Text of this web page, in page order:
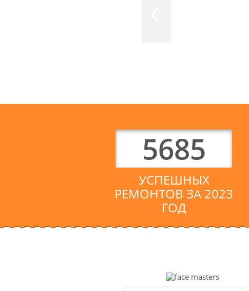
5685
УСПЕШНЫХ
РЕМОНТОВ ЗА 2023
ГОД